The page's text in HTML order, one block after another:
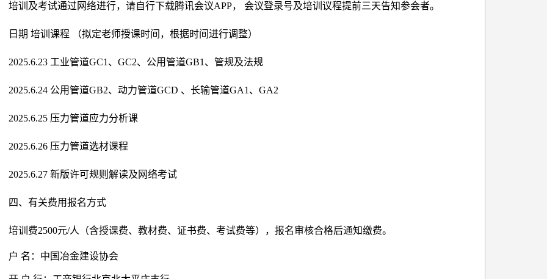
培训及考试通过网络进行，请自行下载腾讯会议APP， 会议登录号及培训议程提前三天告知参会者。
日期 培训课程 （拟定老师授课时间，根据时间进行调整）
2025.6.23 工业管道GC1、GC2、公用管道GB1、管规及法规
2025.6.24 公用管道GB2、动力管道GCD 、长输管道GA1、GA2
2025.6.25 压力管道应力分析课
2025.6.26 压力管道选材课程
2025.6.27 新版许可规则解读及网络考试
四、有关费用报名方式
培训费2500元/人（含授课费、教材费、证书费、考试费等），报名审核合格后通知缴费。
户 名：中国冶金建设协会